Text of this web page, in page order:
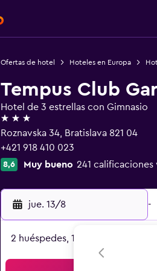
Ofertas de hotel Hoteles en Europa
Tempus Club
Hotel de 3 estrellas con Gimnasio
3 estrellas
Roznavska 34, Bratislava 821 04
+421 918 410 023
8,6 Muy bueno 241 calificaciones
jue. 13/8 -
2 huéspedes, 1 habitación